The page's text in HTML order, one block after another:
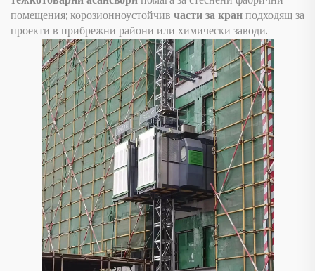
помещения; корозионноустойчив части за кранподходящ за
проекти в прибрежни райони или химически заводи.